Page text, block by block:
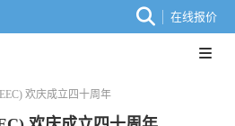
在线报价
欢庆成立四十周年